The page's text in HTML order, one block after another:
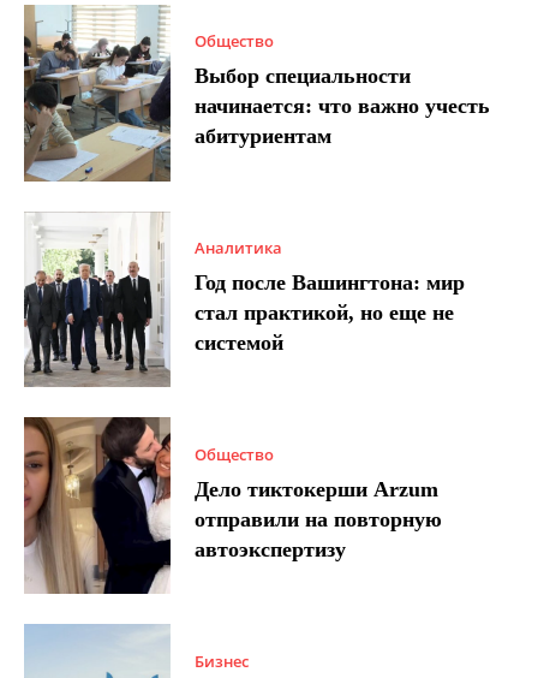
Общество
Выбор специальности
начинается: что важно учесть
абитуриентам
Аналитика
Год после Вашингтона: мир
стал практикой, но еще не
системой
Общество
Дело тиктокерши Arzum
отправили на повторную
автоэкспертизу
Бизнес